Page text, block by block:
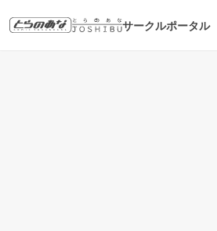
サークルポータル